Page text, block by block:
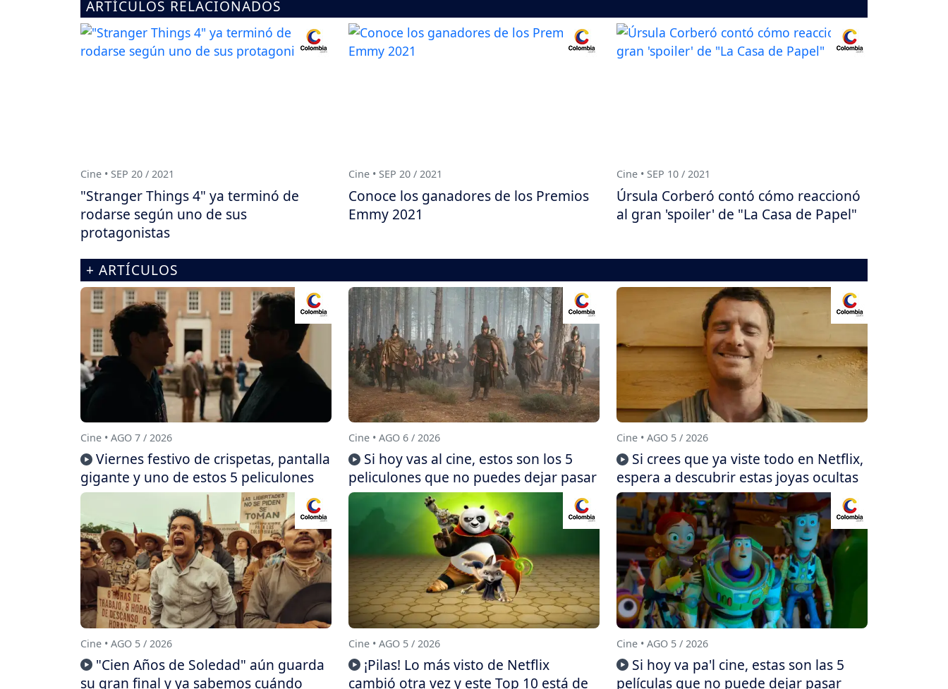
ARTÍCULOS RELACIONADOS
Cine • SEP 20 / 2021
"Stranger Things 4" ya terminó de
rodarse según uno de sus
protagonistas
Cine • SEP 20 / 2021
Conoce los ganadores de los Premios
Emmy 2021
Cine • SEP 10 / 2021
Úrsula Corberó contó cómo reaccionó
al gran 'spoiler' de "La Casa de Papel"
+ ARTÍCULOS
Cine • AGO 7 / 2026
Viernes festivo de crispetas, pantalla
gigante y uno de estos 5 peliculones
Cine • AGO 6 / 2026
Si hoy vas al cine, estos son los 5
peliculones que no puedes dejar pasar
Cine • AGO 5 / 2026
Si crees que ya viste todo en Netflix,
espera a descubrir estas joyas ocultas
Cine • AGO 5 / 2026
"Cien Años de Soledad" aún guarda
su gran final y ya sabemos cuándo
Cine • AGO 5 / 2026
¡Pilas! Lo más visto de Netflix
cambió otra vez y este Top 10 está de
Cine • AGO 5 / 2026
Si hoy va pa'l cine, estas son las 5
películas que no puede dejar pasar